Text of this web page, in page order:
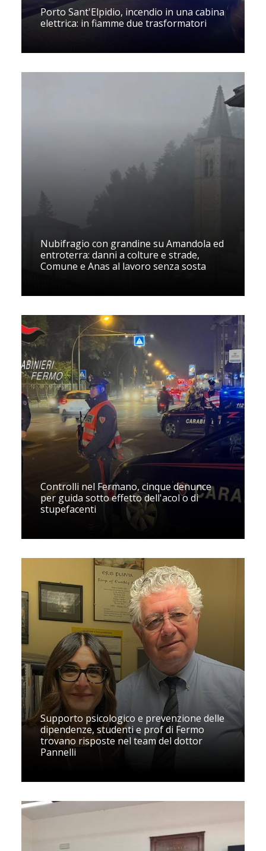
Porto Sant'Elpidio, incendio in una cabina
elettrica: in fiamme due trasformatori
Nubifragio con grandine su Amandola ed
entroterra: danni a colture e strade,
Comune e Anas al lavoro senza sosta
Controlli nel Fermano, cinque denunce
per guida sotto effetto dell'acol o di
stupefacenti
Supporto psicologico e prevenzione delle
dipendenze, studenti e prof di Fermo
trovano risposte nel team del dottor
Pannelli